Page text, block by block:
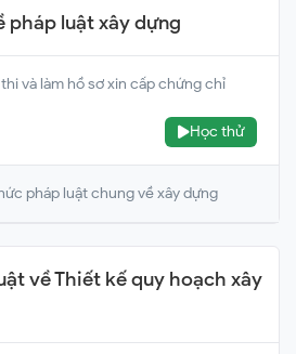
pháp luật xây dựng
và làm hồ sơ xin cấp chứng chỉ
Học thử
pháp luật chung về xây dựng
về Thiết kế quy hoạch xây